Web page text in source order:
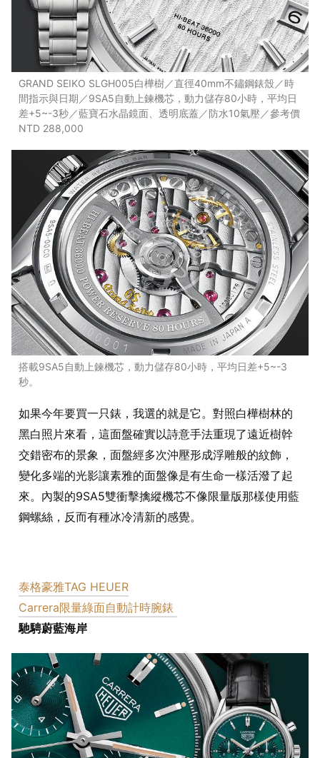
GRAND SEIKO SLGH005白樺樹／直徑40mm不鏽鋼錶殼／時
間指示與日期／9SA5自動上鍊機芯，動力儲存80小時，平均日
差+5~-3秒／藍寶石水晶鏡面、透明底蓋／防水10氣壓／參考價
NTD 288,000
搭載9SA5自動上鍊機芯，動力儲存80小時，平均日差+5~-3
秒。
如果今年要買一只錶，我選的就是它。對照白樺樹林的
黑白照片來看，這面盤確實以詩意手法重現了遠近樹幹
交錯密布的景象，面盤經多次沖壓形成浮雕般的紋飾，
變化多端的光影讓素雅的面盤像是有生命一樣活潑了起
來。內製的9SA5雙衝擊擒縱機芯不像限量版那樣使用藍
鋼螺絲，反而有種冰冷清新的感覺。
泰格豪雅TAG HEUER
Carrera限量綠面自動計時腕錶
馳騁蔚藍海岸